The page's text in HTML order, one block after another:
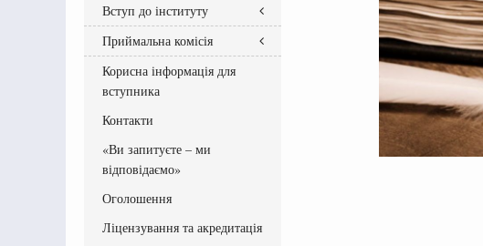
Вступ до інституту
Правила прийому
Бакалавр
тест
Списки зарахованих
Списки рекомендованих
вступників
Етапи вступної кампанії
Приймальна комісія
Склад Приймальної комісії
Графік роботи приймальної
Документи Приймальної комісії
Корисна інформація для
вступника
Контакти
«Ви запитуєте – ми
відповідаємо»
Оголошення
Ліцензування та акредитація